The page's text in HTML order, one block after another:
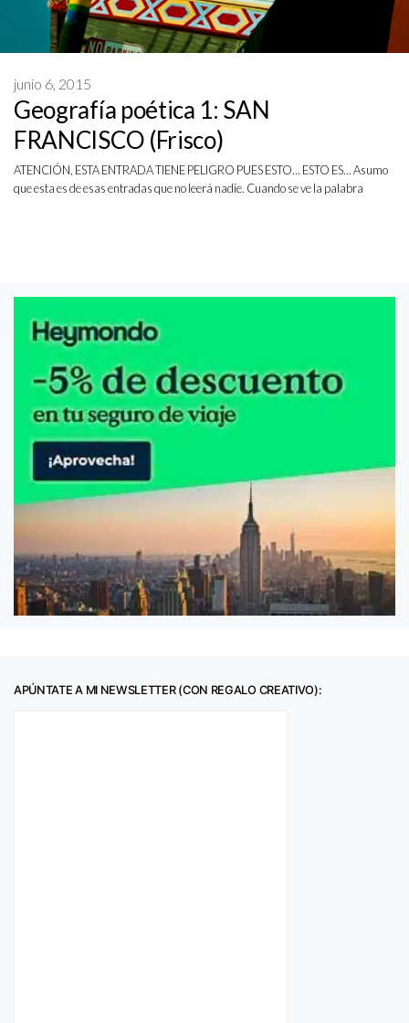
Geografía poética 1: SAN
FRANCISCO (Frisco)
junio 6, 2015
ATENCIÓN, ESTA ENTRADA TIENE PELIGRO PUES ESTO… ESTO ES… Asumo
que esta es de esas entradas que no leerá nadie. Cuando se ve la palabra
APÚNTATE A MI NEWSLETTER (CON REGALO CREATIVO):